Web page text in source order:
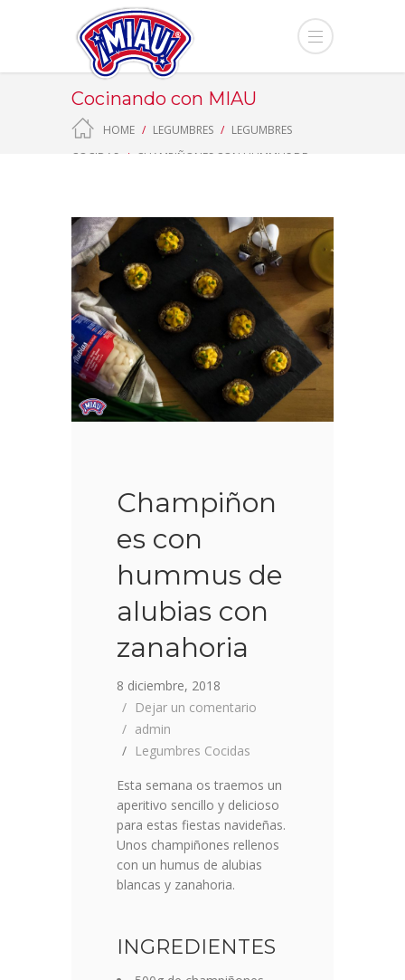
Cocinando con MIAU
HOME LEGUMBRES
LEGUMBRES
COCIDAS
CHAMPIÑONES CON HUMMUS DE
Champiñon
es con
hummus de
alubias con
zanahoria
8 diciembre, 2018
Dejar un comentario
admin
Legumbres Cocidas
Esta semana os traemos un
aperitivo sencillo y delicioso
para estas fiestas navideñas.
Unos champiñones rellenos
con un humus de alubias
blancas y zanahoria.
INGREDIENTES